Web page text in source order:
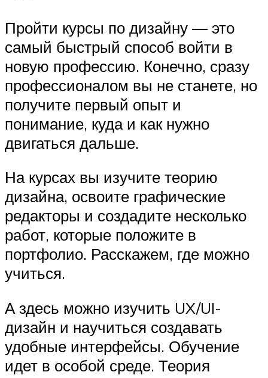
Пройти курсы по дизайну — это
самый быстрый способ войти в
новую профессию. Конечно, сразу
профессионалом вы не станете, но
получите первый опыт и
понимание, куда и как нужно
двигаться дальше.
На курсах вы изучите теорию
дизайна, освоите графические
редакторы и создадите несколько
работ, которые положите в
портфолио. Расскажем, где можно
учиться.
А здесь можно изучить UX/UI-
дизайн и научиться создавать
удобные интерфейсы. Обучение
идет в особой среде. Теория